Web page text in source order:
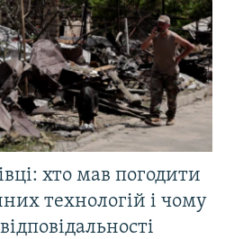
хто мав погодити
технологій і чому